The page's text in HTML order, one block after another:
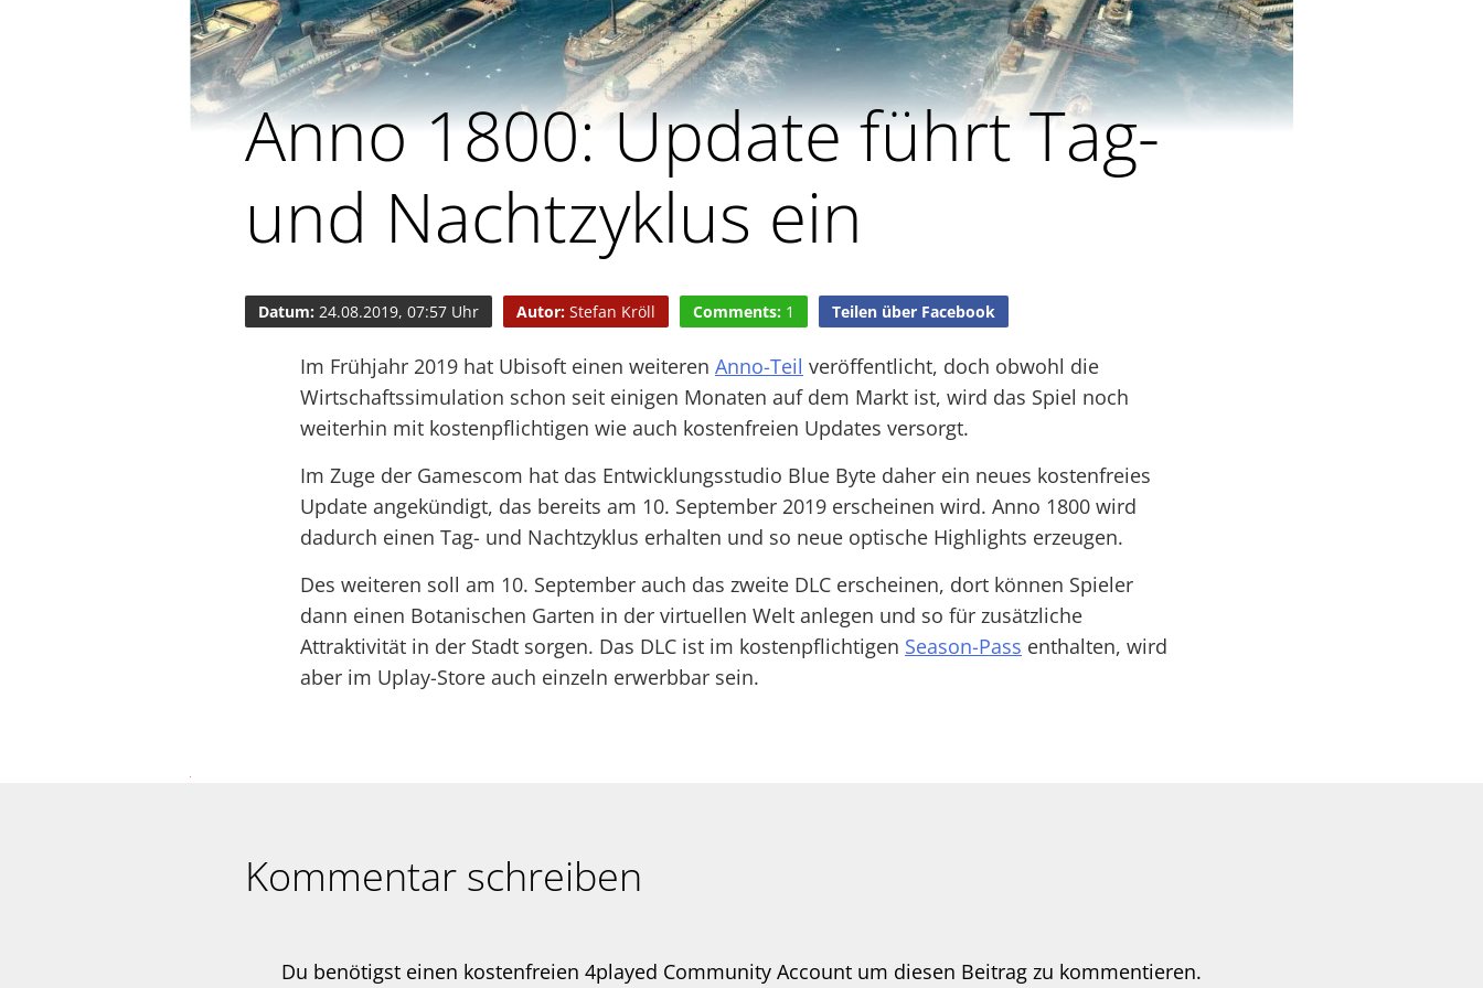
Anno 1800: Update führt Tag-
und Nachtzyklus ein
Datum: 24.08.2019, 07:57 Uhr Autor: Stefan Kröll Comments: 1 Teilen über Facebook
Im Frühjahr 2019 hat Ubisoft einen weiteren Anno-Teil veröffentlicht, doch obwohl die
Wirtschaftssimulation schon seit einigen Monaten auf dem Markt ist, wird das Spiel noch
weiterhin mit kostenpflichtigen wie auch kostenfreien Updates versorgt.
Im Zuge der Gamescom hat das Entwicklungsstudio Blue Byte daher ein neues kostenfreies
Update angekündigt, das bereits am 10. September 2019 erscheinen wird. Anno 1800 wird
dadurch einen Tag- und Nachtzyklus erhalten und so neue optische Highlights erzeugen.
Des weiteren soll am 10. September auch das zweite DLC erscheinen, dort können Spieler
dann einen Botanischen Garten in der virtuellen Welt anlegen und so für zusätzliche
Attraktivität in der Stadt sorgen. Das DLC ist im kostenpflichtigen Season-Pass enthalten, wird
aber im Uplay-Store auch einzeln erwerbbar sein.
Kommentar schreiben
Du benötigst einen kostenfreien 4played Community Account um diesen Beitrag zu kommentieren.